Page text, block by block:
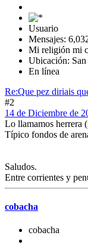
Usuario
Mensajes:
Mi religión mi
Ubicación:
En línea
Re:Que pez diriais
#2
14 de Diciembre de
Lo llamamos herrera
Típico fondos de
Saludos.
Entre corrientes y
cobacha
cobacha